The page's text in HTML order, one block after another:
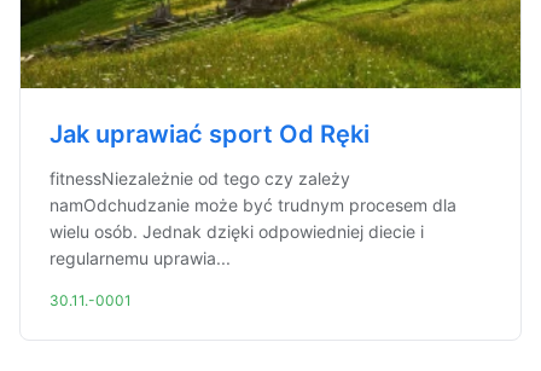
Jak uprawiać sport Od Ręki
fitnessNiezależnie od tego czy zależy
namOdchudzanie może być trudnym procesem dla
wielu osób. Jednak dzięki odpowiedniej diecie i
regularnemu uprawia...
30.11.-0001